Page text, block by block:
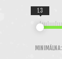
MINIMÁLNA:
13